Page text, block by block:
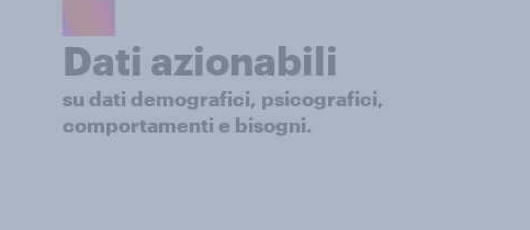
Dati azionabili
su dati demografici, psicografici,
comportamenti e bisogni.